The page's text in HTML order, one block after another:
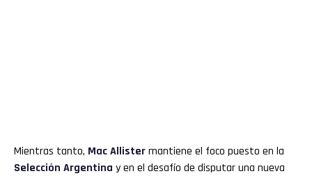
Mientras tanto, Mac Allistermantiene el foco puesto en la
Selección Argentina y en el desafío de disputar una nueva